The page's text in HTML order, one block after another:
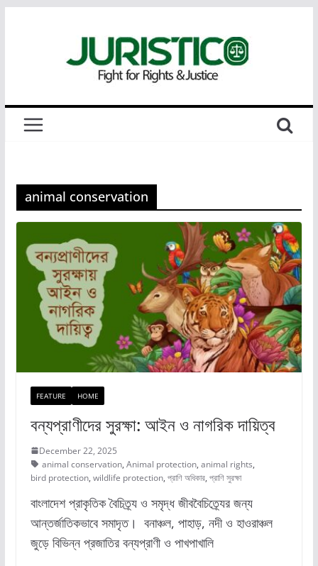
animal conservation
FEATURE HOME
বন্যপ্রাণীদের সুরক্ষা: আইন ও নাগরিক দায়িত্ব
December 22, 2025
animal conservation, Animal protection, animal rights,
bird protection, wildlife protection, প্রাণি অধিকার, প্রাণি সুরক্ষা
বাংলাদেশ প্রাকৃতিক বৈচিত্র্য ও সমৃদ্ধ জীববৈচিত্র্যের জন্য
আন্তর্জাতিকভাবে সমাদৃত। বনাঞ্চল, পাহাড়, নদী ও হাওরাঞ্চল
জুড়ে বিভিন্ন প্রজাতির বন্যপ্রাণী ও পাখপাখালি